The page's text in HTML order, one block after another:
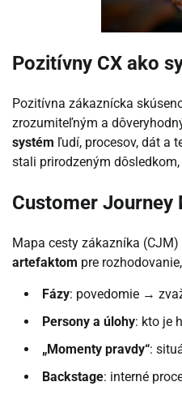
Pozitívny CX ako
Pozitívna zákaznícka
zrozumiteľným a
systém ľudí, procesov, dát a
stali prirodzeným
Customer Journey
Mapa cesty zákazníka
artefaktom pre
Fázy: povedomie →
Persony a úlohy: kto je
„Momenty pravdy“:
Backstage: interné